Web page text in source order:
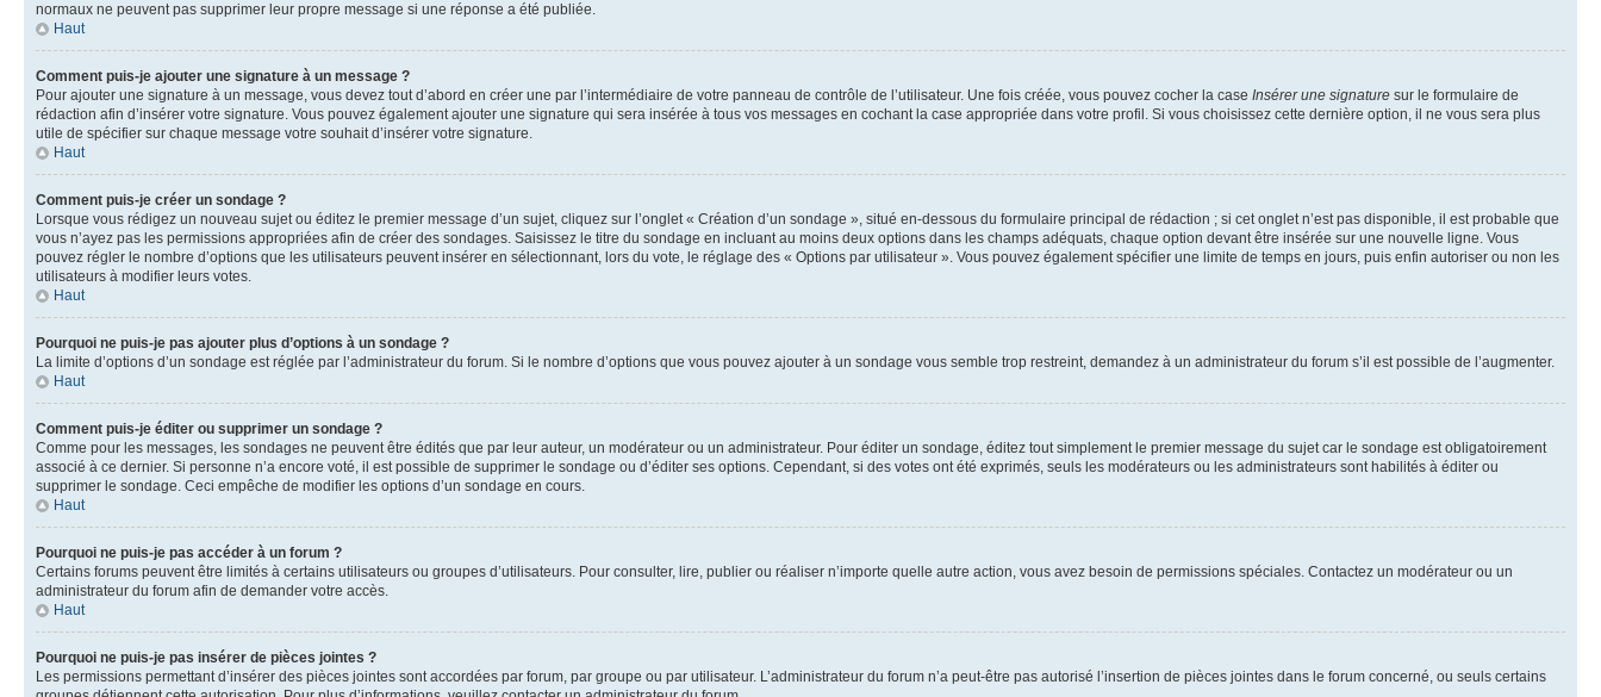
normaux ne peuvent pas supprimer leur propre message si une réponse a été publiée.
Haut
Comment puis-je ajouter une signature à un message ?
Pour ajouter une signature à un message, vous devez tout d’abord en créer une par l’intermédiaire de votre panneau de contrôle de l’utilisateur. Une fois créée, vous pouvez cocher la case Insérer une signature sur le formulaire de
rédaction afin d’insérer votre signature. Vous pouvez également ajouter une signature qui sera insérée à tous vos messages en cochant la case appropriée dans votre profil. Si vous choisissez cette dernière option, il ne vous sera plus
utile de spécifier sur chaque message votre souhait d’insérer votre signature.
Haut
Comment puis-je créer un sondage ?
Lorsque vous rédigez un nouveau sujet ou éditez le premier message d’un sujet, cliquez sur l’onglet « Création d’un sondage », situé en-dessous du formulaire principal de rédaction ; si cet onglet n’est pas disponible, il est probable que
vous n’ayez pas les permissions appropriées afin de créer des sondages. Saisissez le titre du sondage en incluant au moins deux options dans les champs adéquats, chaque option devant être insérée sur une nouvelle ligne. Vous
pouvez régler le nombre d’options que les utilisateurs peuvent insérer en sélectionnant, lors du vote, le réglage des « Options par utilisateur ». Vous pouvez également spécifier une limite de temps en jours, puis enfin autoriser ou non les
utilisateurs à modifier leurs votes.
Haut
Pourquoi ne puis-je pas ajouter plus d’options à un sondage ?
La limite d’options d’un sondage est réglée par l’administrateur du forum. Si le nombre d’options que vous pouvez ajouter à un sondage vous semble trop restreint, demandez à un administrateur du forum s’il est possible de l’augmenter.
Haut
Comment puis-je éditer ou supprimer un sondage ?
Comme pour les messages, les sondages ne peuvent être édités que par leur auteur, un modérateur ou un administrateur. Pour éditer un sondage, éditez tout simplement le premier message du sujet car le sondage est obligatoirement
associé à ce dernier. Si personne n’a encore voté, il est possible de supprimer le sondage ou d’éditer ses options. Cependant, si des votes ont été exprimés, seuls les modérateurs ou les administrateurs sont habilités à éditer ou
supprimer le sondage. Ceci empêche de modifier les options d’un sondage en cours.
Haut
Pourquoi ne puis-je pas accéder à un forum ?
Certains forums peuvent être limités à certains utilisateurs ou groupes d’utilisateurs. Pour consulter, lire, publier ou réaliser n’importe quelle autre action, vous avez besoin de permissions spéciales. Contactez un modérateur ou un
administrateur du forum afin de demander votre accès.
Haut
Pourquoi ne puis-je pas insérer de pièces jointes ?
Les permissions permettant d’insérer des pièces jointes sont accordées par forum, par groupe ou par utilisateur. L’administrateur du forum n’a peut-être pas autorisé l’insertion de pièces jointes dans le forum concerné, ou seuls certains